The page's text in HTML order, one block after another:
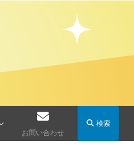
お問い合わせ
検索